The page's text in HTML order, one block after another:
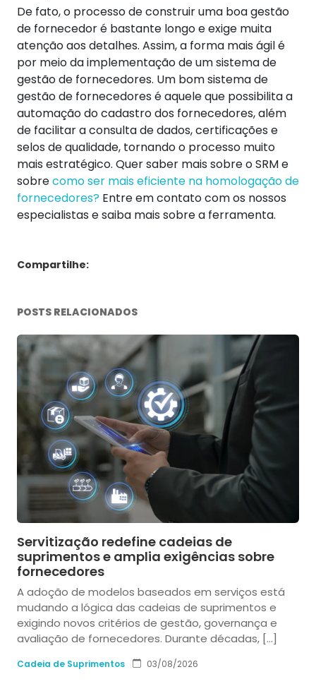
De fato, o processo de construir uma boa gestão
de fornecedor é bastante longo e exige muita
atenção aos detalhes. Assim, a forma mais ágil é
por meio da implementação de um sistema de
gestão de fornecedores. Um bom sistema de
gestão de fornecedores é aquele que possibilita a
automação do cadastro dos fornecedores, além
de facilitar a consulta de dados, certificações e
selos de qualidade, tornando o processo muito
mais estratégico. Quer saber mais sobre o SRM e
sobrecomo ser mais eficiente na homologação de
fornecedores? Entre em contato com os nossos
especialistas e saiba mais sobre a ferramenta.
Compartilhe:
POSTS RELACIONADOS
Servitização redefine cadeias de
suprimentos e amplia exigências sobre
fornecedores
A adoção de modelos baseados em serviços está
mudando a lógica das cadeias de suprimentos e
exigindo novos critérios de gestão, governança e
avaliação de fornecedores. Durante décadas, […]
Cadeia de Suprimentos 03/08/2026